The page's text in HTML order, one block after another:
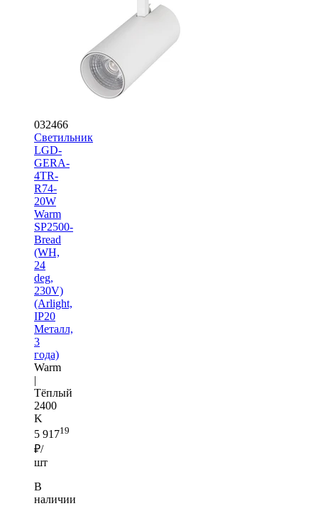
032466
Светильник
LGD-
GERA-
4TR-
R74-
20W
Warm
SP2500-
Bread
(WH,
24
deg,
230V)
(Arlight,
IP20
Металл,
3
года)
Warm
|
Тёплый
2400
K
5 91719
₽/
шт
В
наличии